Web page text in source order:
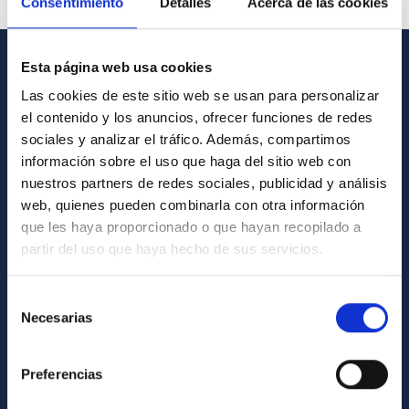
Esta página web usa cookies
Las cookies de este sitio web se usan para personalizar
el contenido y los anuncios, ofrecer funciones de redes
sociales y analizar el tráfico. Además, compartimos
información sobre el uso que haga del sitio web con
nuestros partners de redes sociales, publicidad y análisis
web, quienes pueden combinarla con otra información
que les haya proporcionado o que hayan recopilado a
partir del uso que haya hecho de sus servicios.
Necesarias
Preferencias
Contact
How to get to the IAC
List of personnel
Library
General register